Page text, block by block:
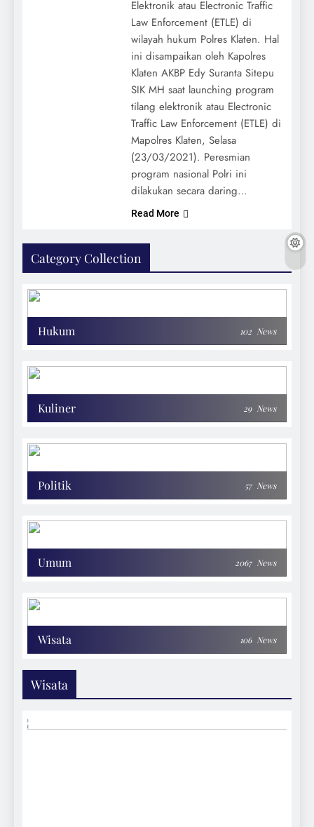
Elektronik atau Electronic Traffic
Law Enforcement (ETLE) di
wilayah hukum Polres Klaten. Hal
ini disampaikan oleh Kapolres
Klaten AKBP Edy Suranta Sitepu
SIK MH saat launching program
tilang elektronik atau Electronic
Traffic Law Enforcement (ETLE) di
Mapolres Klaten, Selasa
(23/03/2021). Peresmian
program nasional Polri ini
dilakukan secara daring…
Read More
Category Collection
Hukum 102 News
Kuliner 29 News
Politik 57 News
Umum 2067 News
Wisata 106 News
Wisata